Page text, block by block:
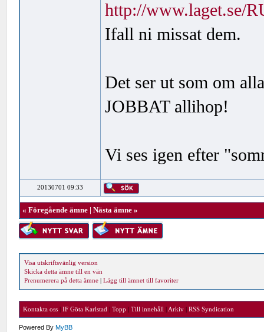
http://www.laget.se/
Ifall ni missat dem.
Det ser ut som om
JOBBAT allihop!
Vi ses igen efter
20130701 09:33
«Föregående ämne |Nästa ämne »
Visa utskriftsvänlig version
Skicka detta ämne till en vän
Prenumerera på detta ämne |Lägg till ämnet till favoriter
Kontakta oss |IF Göta Karlstad |Topp |Till innehåll | Arkiv |RSS Syndication
Powered ByMyBB